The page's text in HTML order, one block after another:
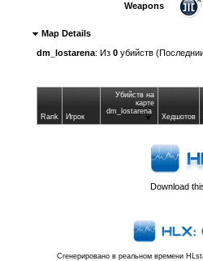
Weapons
Map Details
dm_lostarena: Из0 убийств
Rank Игрок
Убийств на
карте
dm_lostarena
Хедшотов
Download
Сгенерировано в реальном времени